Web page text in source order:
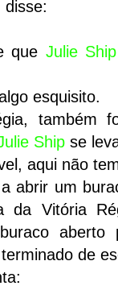
disse:
que Julie Ship
esquisito.
também
Ship se
aqui não
abrir um
da Vitória
aberto
de